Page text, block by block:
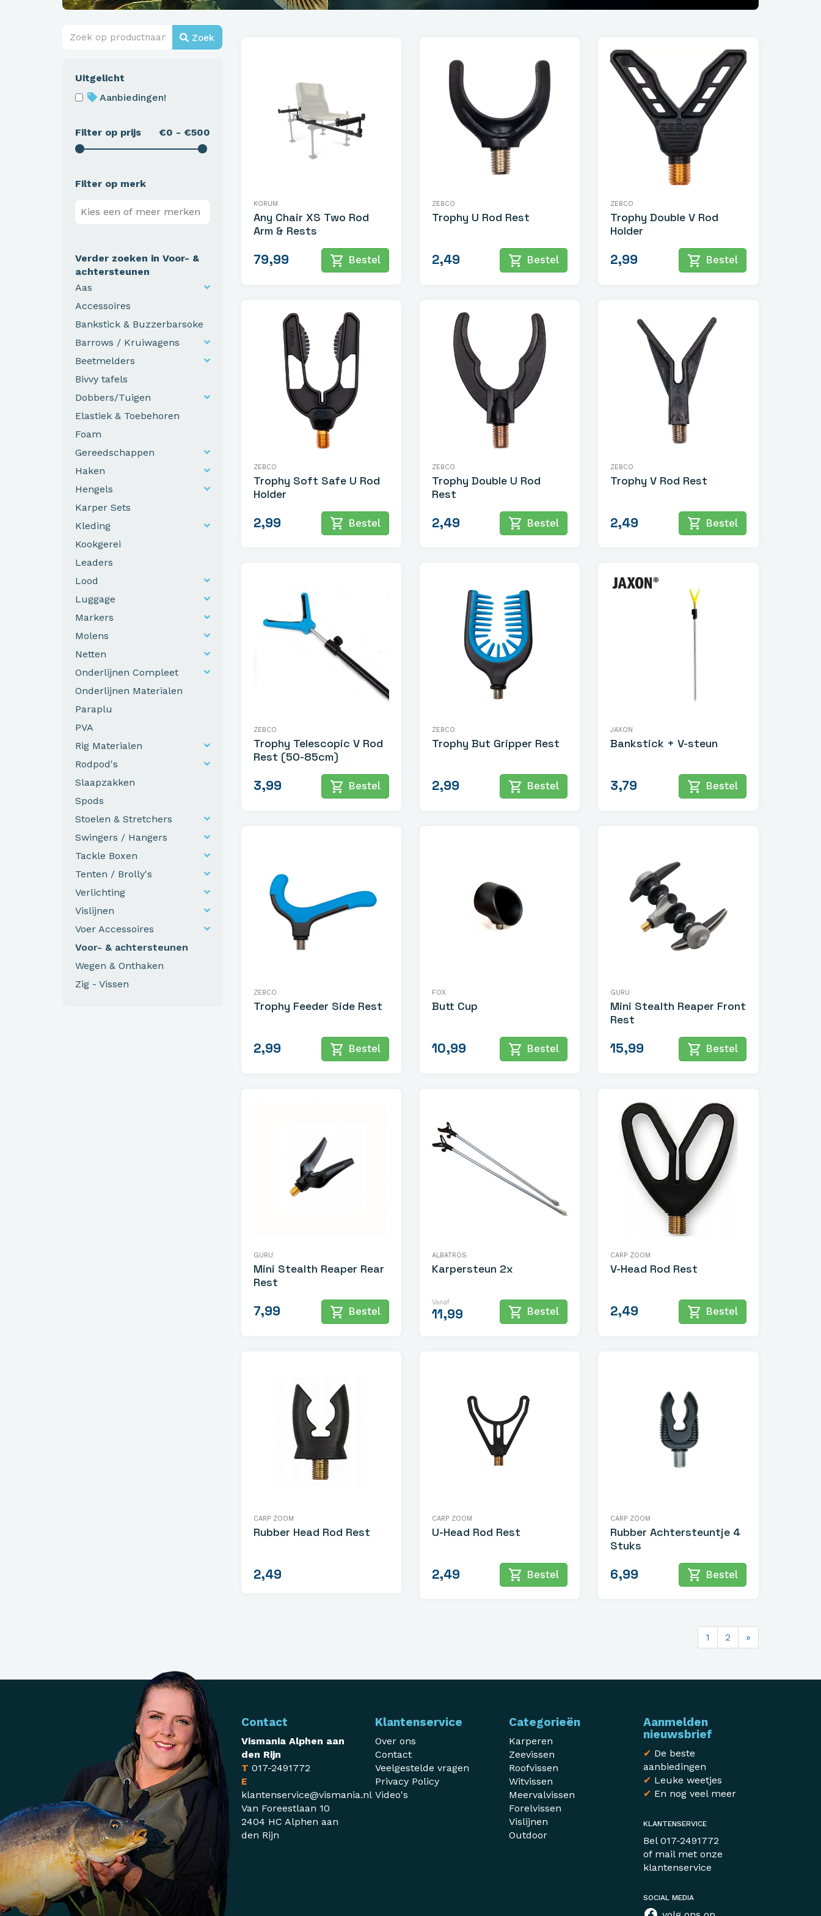
Zoek
Uitgelicht
Aanbiedingen!
€0 - €500
Filter op prijs
Filter op merk
Verder zoeken in Voor- &
achtersteunen
Aas
Accessoires
Bankstick & Buzzerbarsoke
Barrows / Kruiwagens
Beetmelders
Bivvy tafels
Dobbers/Tuigen
Elastiek & Toebehoren
Foam
Gereedschappen
Haken
Hengels
Karper Sets
Kleding
Kookgerei
Leaders
Lood
Luggage
Markers
Molens
Netten
Onderlijnen Compleet
Onderlijnen Materialen
Paraplu
PVA
Rig Materialen
Rodpod's
Slaapzakken
Spods
Stoelen & Stretchers
Swingers / Hangers
Tackle Boxen
Tenten / Brolly's
Verlichting
Vislijnen
Voer Accessoires
Voor- & achtersteunen
Wegen & Onthaken
Zig - Vissen
KORUM
Any Chair XS Two Rod
Arm & Rests
79,99 shopping_cart Bestel
ZEBCO
Trophy U Rod Rest
2,49 shopping_cart Bestel
ZEBCO
Trophy Double V Rod
Holder
2,99 shopping_cart Bestel
ZEBCO
Trophy Soft Safe U Rod
Holder
2,99 shopping_cart Bestel
ZEBCO
Trophy Double U Rod
Rest
2,49 shopping_cart Bestel
ZEBCO
Trophy V Rod Rest
2,49 shopping_cart Bestel
ZEBCO
Trophy Telescopic V Rod
Rest (50-85cm)
3,99 shopping_cart Bestel
ZEBCO
Trophy But Gripper Rest
2,99 shopping_cart Bestel
JAXON
Bankstick + V-steun
3,79 shopping_cart Bestel
ZEBCO
Trophy Feeder Side Rest
2,99 shopping_cart Bestel
FOX
Butt Cup
10,99 shopping_cart Bestel
GURU
Mini Stealth Reaper Front
Rest
15,99 shopping_cart Bestel
GURU
Mini Stealth Reaper Rear
Rest
7,99 shopping_cart Bestel
ALBATROS
Karpersteun 2x
Vanaf
11,99 shopping_cart Bestel
CARP ZOOM
V-Head Rod Rest
2,49 shopping_cart Bestel
CARP ZOOM
Rubber Head Rod Rest
2,49
CARP ZOOM
U-Head Rod Rest
2,49 shopping_cart Bestel
CARP ZOOM
Rubber Achtersteuntje 4
Stuks
6,99 shopping_cart Bestel
1 2 »
Contact
Vismania Alphen aan
den Rijn
T 017-2491772
E
klantenservice@vismania.nl
Van Foreestlaan 10
2404 HC Alphen aan
den Rijn
Klantenservice
Over ons
Contact
Veelgestelde vragen
Privacy Policy
Video's
Categorieën
Karperen
Zeevissen
Roofvissen
Witvissen
Meervalvissen
Forelvissen
Vislijnen
Outdoor
Aanmelden
nieuwsbrief
✔ De beste
aanbiedingen
✔ Leuke weetjes
✔ En nog veel meer
KLANTENSERVICE
Bel 017-2491772
of mail met onze
klantenservice
SOCIAL MEDIA